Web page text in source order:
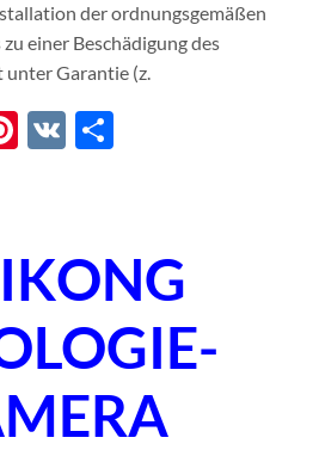
der ordnungsgemäßen
einer Beschädigung des
Garantie (z.
Pinterest
VK